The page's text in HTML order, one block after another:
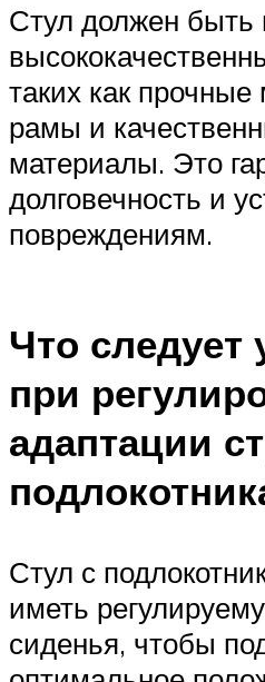
Стул должен быть
таких как
рамы и
материалы. Это
долговечность и
повреждениям.
Что следует
при
адаптации
Стул с
иметь
сиденья, чтобы